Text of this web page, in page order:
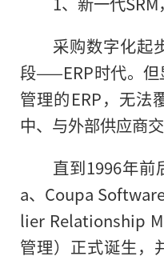
采购数字化起
段——ERP时代。但
管理的ERP，无法
中、与外部供应商
直到1996年
a、Coupa
lier Relationship
管理）正式诞生，